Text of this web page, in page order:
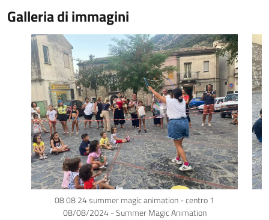
Galleria di immagini
08 08 24 summer magic animation - centro 1
08/08/2024 - Summer Magic Animation